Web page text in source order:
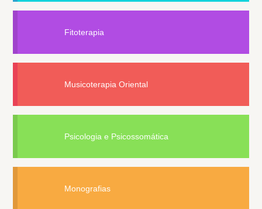
Fitoterapia
Musicoterapia Oriental
Psicologia e Psicossomática
Monografias